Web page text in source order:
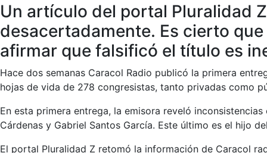
Un artículo del portal Pluralidad
desacertadamente. Es cierto
afirmar que falsificó el título es
Hace dos semanas Caracol Radio publicó la primera
hojas de vida de 278 congresistas, tanto privadas como
En esta primera entrega, la emisora reveló
Cárdenas y Gabriel Santos García. Este último es el hijo
El portal Pluralidad Z retomó la información de Caracol